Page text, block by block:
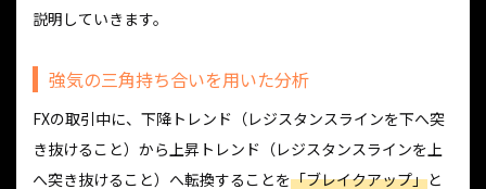
説明していきます。
強気の三角持ち合いを用いた分析
FXの取引中に、下降トレンド（レジスタンスラインを下へ突
き抜けること）から上昇トレンド（レジスタンスラインを上
へ突き抜けること）へ転換することを「ブレイクアップ」と